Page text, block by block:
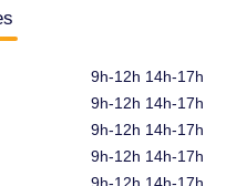
9h-12h 14h-17h
9h-12h 14h-17h
9h-12h 14h-17h
9h-12h 14h-17h